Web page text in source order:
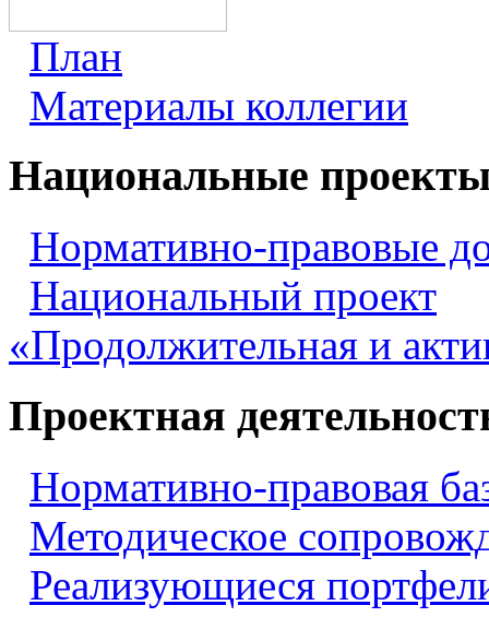
План
Материалы коллегии
Национальные
Нормативно-правовые
Национальный проект
«Продолжительная и
Проектная
Нормативно-правовая
Методическое
Реализующиеся